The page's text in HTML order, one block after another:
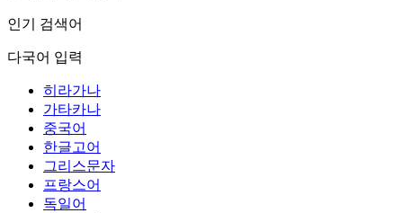
인기 검색어
다국어 입력
히라가나
가타카나
중국어
한글고어
그리스문자
프랑스어
독일어